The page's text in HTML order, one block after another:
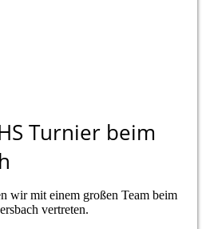
Turnier beim
wir mit einem großen Team beim
vertreten.